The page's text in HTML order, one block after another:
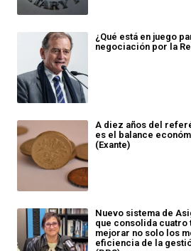
¿Qué está en juego
negociación por la
A diez años del
es el balance
(Exante)
Nuevo sistema de
que consolida cuatro
mejorar no solo los
eficiencia de la